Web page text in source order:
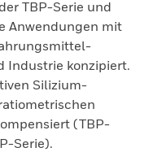
TBP-Serie und
Anwendungen mit
Industrie konzipiert.
Silizium-
(TBP-
Serie).